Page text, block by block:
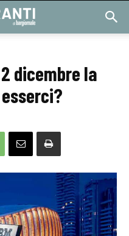
dicembre la